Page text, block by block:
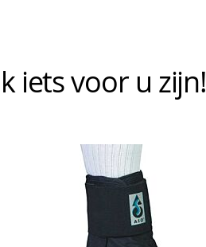
iets voor u zijn!